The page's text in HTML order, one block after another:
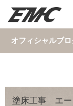
オフィシャルブ
塗床工事 エ